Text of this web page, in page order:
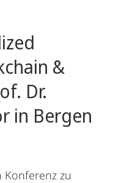
&
Dr.
in Bergen
zu